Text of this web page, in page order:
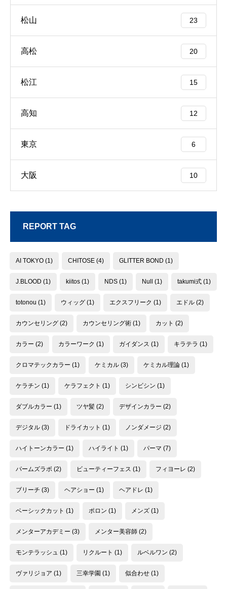
松山 23
高松 20
松江 15
高知 12
東京 6
大阪 10
REPORT TAG
AI TOKYO (1) CHITOSE (4) GLITTER BOND (1)
J.BLOOD (1) kiitos (1) NDS (1) Null (1) takumi式 (1)
totonou (1) ウィッグ (1) エクスフリーク (1) エドル (2)
カウンセリング (2) カウンセリング術 (1) カット (2)
カラー (2) カラーワーク (1) ガイダンス (1) キラテラ (1)
クロマテックカラー (1) ケミカル (3) ケミカル理論 (1)
ケラチン (1) ケラフェクト (1) シンビシン (1)
ダブルカラー (1) ツヤ髪 (2) デザインカラー (2)
デジタル (3) ドライカット (1) ノンダメージ (2)
ハイトーンカラー (1) ハイライト (1) パーマ (7)
パームズラボ (2) ビューティーフェス (1) フィヨーレ (2)
ブリーチ (3) ヘアショー (1) ヘアドレ (1)
ベーシックカット (1) ポロン (1) メンズ (1)
メンターアカデミー (3) メンター美容師 (2)
モンテラッシュ (1) リクルート (1) ルベルワン (2)
ヴァリジョア (1) 三幸学園 (1) 似合わせ (1)